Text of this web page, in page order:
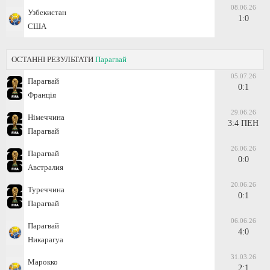
Узбекистан
США
08.06.26
1:0
ОСТАННІ РЕЗУЛЬТАТИ Парагвай
Парагвай
Франція
05.07.26
0:1
Німеччина
Парагвай
29.06.26
3:4 ПЕН
Парагвай
Австралия
26.06.26
0:0
Туреччина
Парагвай
20.06.26
0:1
Парагвай
Никарагуа
06.06.26
4:0
Марокко
31.03.26
2:1